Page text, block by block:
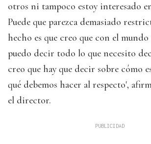
otros ni tampoco estoy interesado
Puede que parezca demasiado
hecho es que creo que con el
puedo decir todo lo que necesito
creo que hay que decir sobre cómo
qué debemos hacer al respecto',
el director.